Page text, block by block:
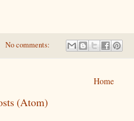
No comments:
Home
(Atom)